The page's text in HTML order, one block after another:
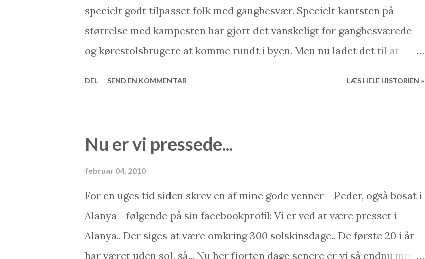
netop offentliggjort åbningen af ruten Ålborg-Antalya. Signe Thorup,
kommunikationschef i Cimber Sterling, Bjarne Rasmussen, salgs- og
marketingchef, fortæller følgende: - De sidste syv måneder har vi
specielt godt tilpasset folk med gangbesvær. Specielt kantsten på
størrelse med kampesten har gjort det vanskeligt for gangbesværede
og kørestolsbrugere at komme rundt i byen. Men nu ladet det til at
den rigtige retning. Ligeledes findes der faktisk et par enkelte
lejlighedsprojekter i Alanya som er specielt tilpassede for
gangbesværede og kørestolsbrugere. Dette blog-indlæg er skrevet af
2Base Ejendomsmægler & My2Base Holiday Homes Besøg os på nettet:
Salg af ferieboliger: www.2base.com Udlejning & Service:
www.my2base.com Online Shop: www.my2baseshop.com Hvad kan vi
DEL SEND EN KOMMENTAR LÆS HELE HISTORIEN »
Nu er vi pressede...
februar 04, 2010
For en uges tid siden skrev en af mine gode venner – Peder, også bosat i
Alanya - følgende på sin facebookprofil: Vi er ved at være presset i
Alanya.. Der siges at være omkring 300 solskinsdage.. De første 20 i år
har været uden sol, så... Nu her fjorten dage senere er vi så endnu mere